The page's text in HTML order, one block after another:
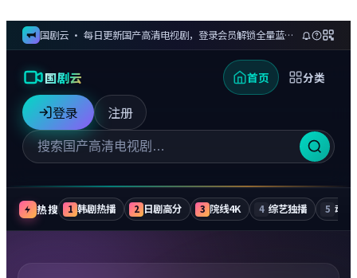
国剧云 · 每日更新国产高清电视剧，登录会员解锁全量蓝光剧集与无广告追更
国剧云 首页 分类
登录 注册
热搜 1 韩剧热播 2 日剧高分 3 院线4K 4 综艺独播 5 动漫